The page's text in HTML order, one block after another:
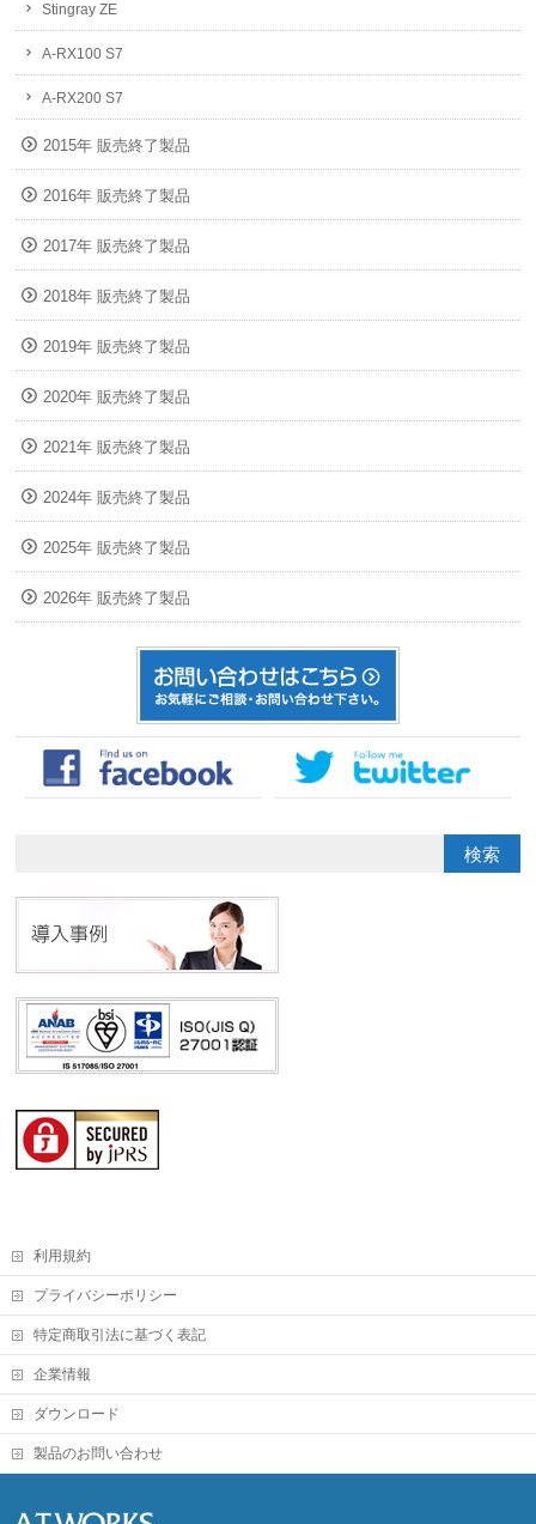
Stingray ZE
A-RX100 S7
A-RX200 S7
2015年 販売終了製品
2016年 販売終了製品
2017年 販売終了製品
2018年 販売終了製品
2019年 販売終了製品
2020年 販売終了製品
2021年 販売終了製品
2024年 販売終了製品
2025年 販売終了製品
2026年 販売終了製品
利用規約
プライバシーポリシー
特定商取引法に基づく表記
企業情報
ダウンロード
製品のお問い合わせ